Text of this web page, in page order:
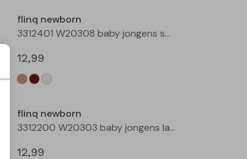
flinq newborn
3312401 W20308 baby jongens sweater Bruin
12,99
flinq newborn
3312200 W20303 baby jongens lange broek Taupe
12,99